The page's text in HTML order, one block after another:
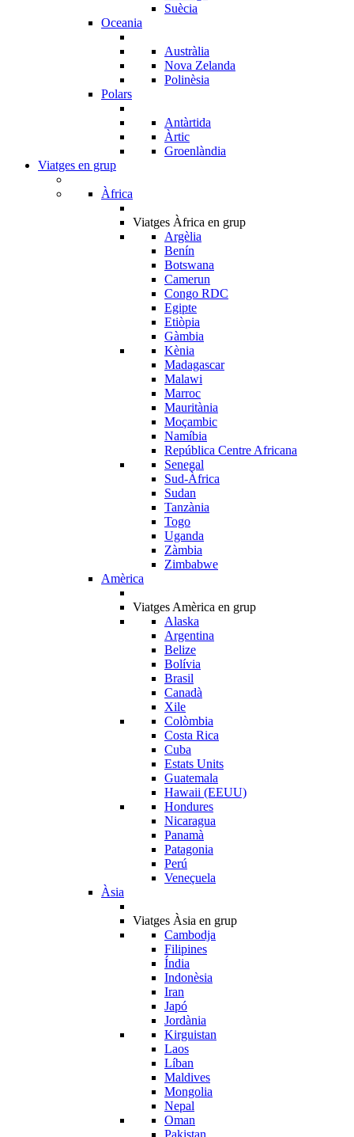
Suècia
Oceania
Austràlia
Nova Zelanda
Polinèsia
Polars
Antàrtida
Àrtic
Groenlàndia
Viatges en grup
Àfrica
Viatges Àfrica en grup
Argèlia
Benín
Botswana
Camerun
Congo RDC
Egipte
Etiòpia
Gàmbia
Kènia
Madagascar
Malawi
Marroc
Mauritània
Moçambic
Namíbia
República Centre Africana
Senegal
Sud-Àfrica
Sudan
Tanzània
Togo
Uganda
Zàmbia
Zimbabwe
Amèrica
Viatges Amèrica en grup
Alaska
Argentina
Belize
Bolívia
Brasil
Canadà
Xile
Colòmbia
Costa Rica
Cuba
Estats Units
Guatemala
Hawaii (EEUU)
Hondures
Nicaragua
Panamà
Patagonia
Perú
Veneçuela
Àsia
Viatges Àsia en grup
Cambodja
Filipines
Índia
Indonèsia
Iran
Japó
Jordània
Kirguistan
Laos
Líban
Maldives
Mongolia
Nepal
Oman
Pakistan